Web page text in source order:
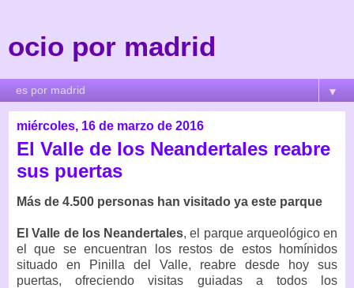
ocio por madrid
▼
miércoles, 16 de marzo de 2016
El Valle de los Neandertales reabre
sus puertas
Más de 4.500 personas han visitado ya este parque
El Valle de los Neandertales, el parque arqueológico en
el que se encuentran los restos de estos homínidos
situado en Pinilla del Valle, reabre desde hoy sus
puertas, ofreciendo visitas guiadas a todos los